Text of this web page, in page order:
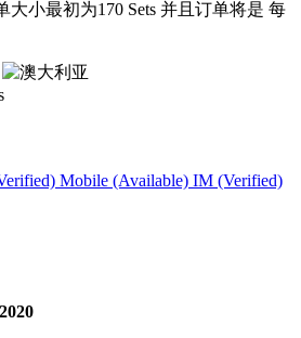
大小最初为170 Sets 并且订单将是 每
Mobile (Available) IM (Verified)